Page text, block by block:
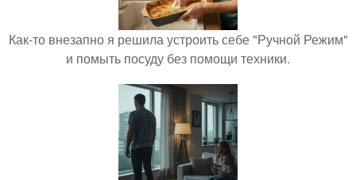
Как-то внезапно я решила устроить себе "Ручной Режим"
и помыть посуду без помощи техники.